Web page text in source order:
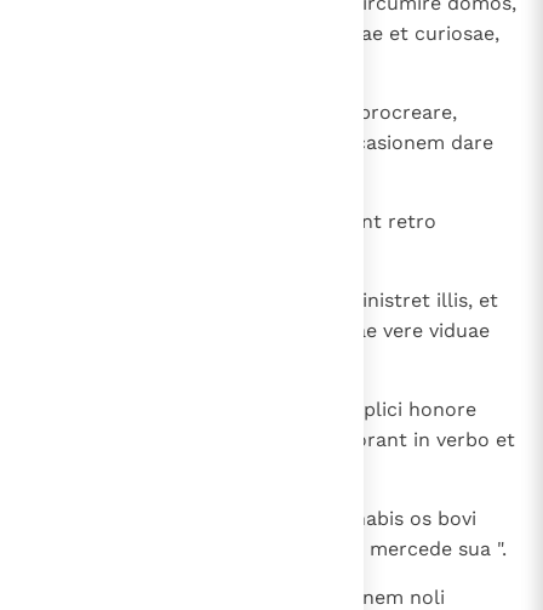
non solum otiosae sed et verbosae et curiosae,
Volo ergo iuniores nubere, filios procreare,
dominas domus esse, nullam occasionem dare
iam enim quaedam conversae sunt retro
Si qua fidelis habet viduas, subministret illis, et
non gravetur ecclesia, ut his, quae vere viduae
Qui bene praesunt presbyteri, duplici honore
digni habeantur, maxime qui laborant in verbo et
dicit enim Scriptura: " Non infrenabis os bovi
trituranti " et: " Dignus operarius mercede sua ".
Adversus presbyterum accusationem noli